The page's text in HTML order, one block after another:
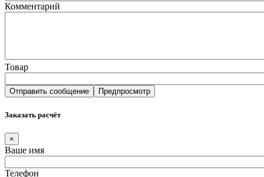
Комментарий
Товар
Заказать расчёт
×
Ваше имя
Телефон